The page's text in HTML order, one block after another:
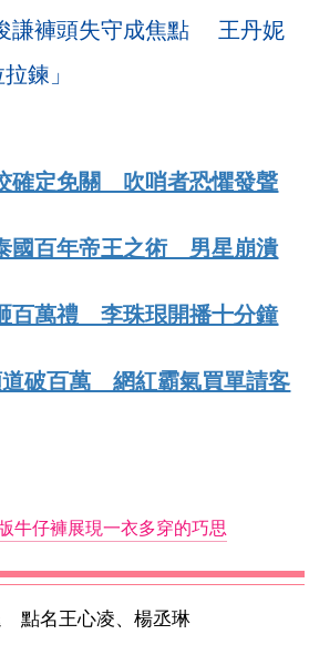
謙褲頭失守成焦點 王丹妮
鍊」
確定免關 吹哨者恐懼發聲
國百年帝王之術 男星崩潰
百萬禮 李珠珢開播十分鐘
道破百萬 網紅霸氣買單請客
牛仔褲展現一衣多穿的巧思
點名王心凌、楊丞琳